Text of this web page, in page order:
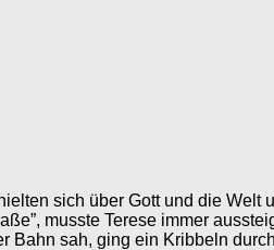
sich über Gott und die Welt
musste Terese immer
sah, ging ein Kribbeln